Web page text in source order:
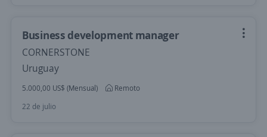
Business development manager
CORNERSTONE
Uruguay
5.000,00 US$ (Mensual)
Remoto
22 de julio